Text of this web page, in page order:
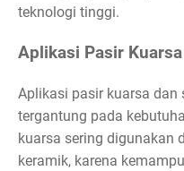
teknologi tinggi.
Aplikasi Pasir
Aplikasi pasir kuarsa dan
tergantung pada
kuarsa sering digunakan
keramik, karena